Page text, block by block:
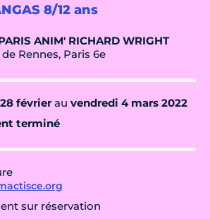
8/12 ans
ANIM' RICHARD WRIGHT
Rennes, Paris 6e
févrierau vendredi 4 mars 2022
terminé
sur réservation